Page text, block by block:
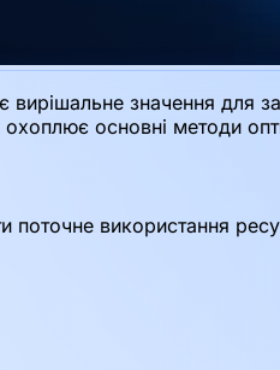
вирішальне значення для
основні методи
поточне використання